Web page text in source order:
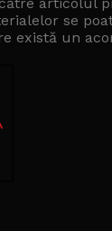
se
există un